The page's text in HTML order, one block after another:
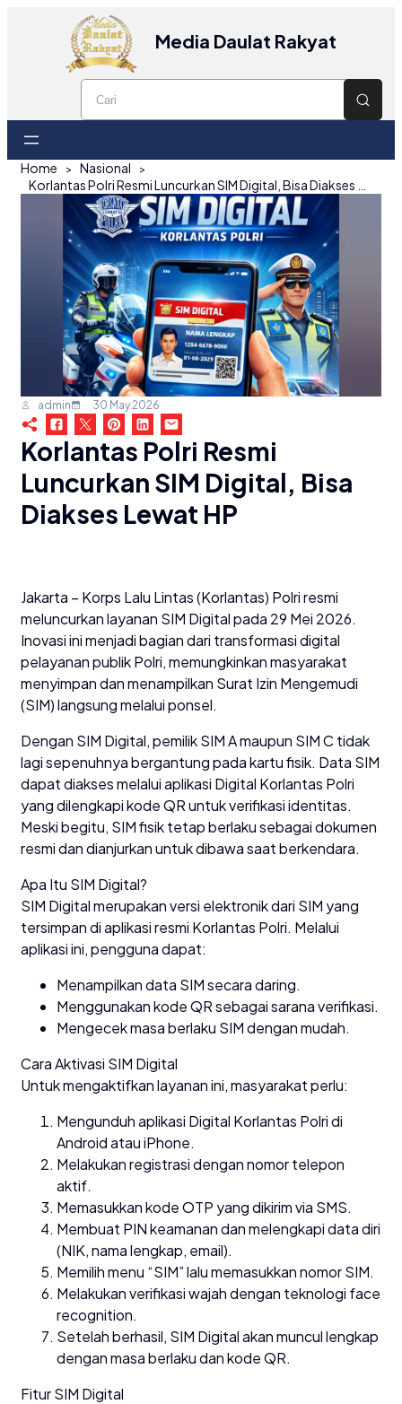
Media Daulat Rakyat
Home
Nasional
admin 30 May 2026
Korlantas Polri Resmi
Luncurkan SIM Digital, Bisa
Diakses Lewat HP
Jakarta – Korps Lalu Lintas (Korlantas) Polri resmi
meluncurkan layanan SIM Digital pada 29 Mei 2026.
Inovasi ini menjadi bagian dari transformasi digital
pelayanan publik Polri, memungkinkan masyarakat
menyimpan dan menampilkan Surat Izin Mengemudi
(SIM) langsung melalui ponsel.
Dengan SIM Digital, pemilik SIM A maupun SIM C tidak
lagi sepenuhnya bergantung pada kartu fisik. Data SIM
dapat diakses melalui aplikasi Digital Korlantas Polri
yang dilengkapi kode QR untuk verifikasi identitas.
Meski begitu, SIM fisik tetap berlaku sebagai dokumen
resmi dan dianjurkan untuk dibawa saat berkendara.
Apa Itu SIM Digital?
SIM Digital merupakan versi elektronik dari SIM yang
tersimpan di aplikasi resmi Korlantas Polri. Melalui
aplikasi ini, pengguna dapat:
Menampilkan data SIM secara daring.
Menggunakan kode QR sebagai sarana verifikasi.
Mengecek masa berlaku SIM dengan mudah.
Cara Aktivasi SIM Digital
Untuk mengaktifkan layanan ini, masyarakat perlu:
Mengunduh aplikasi Digital Korlantas Polri di
Android atau iPhone.
Melakukan registrasi dengan nomor telepon
aktif.
Memasukkan kode OTP yang dikirim via SMS.
Membuat PIN keamanan dan melengkapi data diri
(NIK, nama lengkap, email).
Memilih menu “SIM” lalu memasukkan nomor SIM.
Melakukan verifikasi wajah dengan teknologi face
recognition.
Setelah berhasil, SIM Digital akan muncul lengkap
dengan masa berlaku dan kode QR.
Fitur SIM Digital